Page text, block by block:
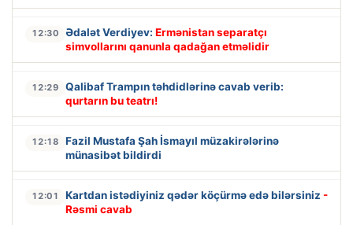
12:30 Ədalət Verdiyev: Ermənistan separatçı
simvollarını qanunla qadağan etməlidir
12:29
Qalibaf Trampın təhdidlərinə cavab verib:
qurtarın bu teatrı!
12:18
Fazil Mustafa Şah İsmayıl müzakirələrinə
münasibət bildirdi
12:01 Kartdan istədiyiniz qədər köçürmə edə bilərsiniz -
Rəsmi cavab